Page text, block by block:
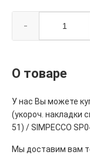
-
О товаре
У нас Вы можете
(укороч. накладки
51) / SIMPECCO
Мы доставим вам